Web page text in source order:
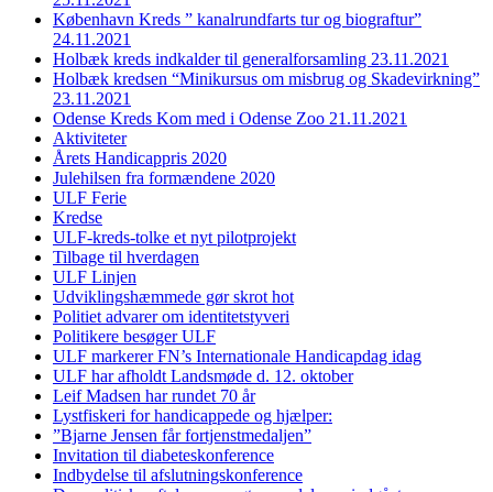
København Kreds ” kanalrundfarts tur og biograftur”
24.11.2021
Holbæk kreds indkalder til generalforsamling 23.11.2021
Holbæk kredsen “Minikursus om misbrug og Skadevirkning”
23.11.2021
Odense Kreds Kom med i Odense Zoo 21.11.2021
Aktiviteter
Årets Handicappris 2020
Julehilsen fra formændene 2020
ULF Ferie
Kredse
ULF-kreds-tolke et nyt pilotprojekt
Tilbage til hverdagen
ULF Linjen
Udviklingshæmmede gør skrot hot
Politiet advarer om identitetstyveri
Politikere besøger ULF
ULF markerer FN’s Internationale Handicapdag idag
ULF har afholdt Landsmøde d. 12. oktober
Leif Madsen har rundet 70 år
Lystfiskeri for handicappede og hjælper:
”Bjarne Jensen får fortjenstmedaljen”
Invitation til diabeteskonference
Indbydelse til afslutningskonference